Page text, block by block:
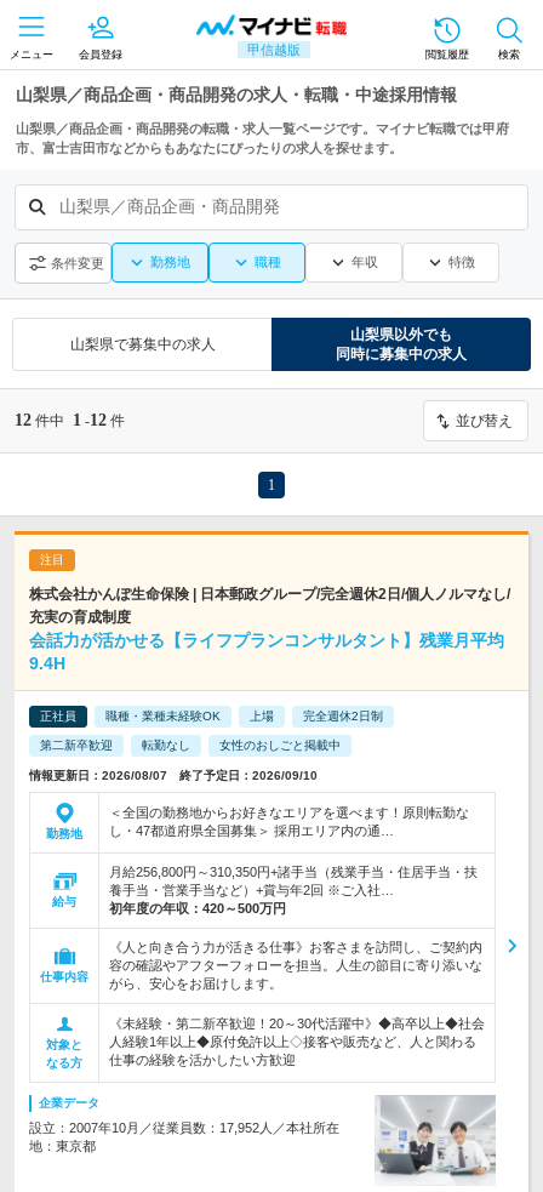
甲信越版
メニュー 会員登録 閲覧履歴 検索
山梨県／商品企画・商品開発の求人・転職・中途採用情報
山梨県／商品企画・商品開発の転職・求人一覧ページです。マイナビ転職では甲府
市、富士吉田市などからもあなたにぴったりの求人を探せます。
山梨県／商品企画・商品開発
条件変更 勤務地 職種 年収 特徴
山梨県で募集中の求人
山梨県以外でも
同時に募集中の求人
12 件中 1 -12 件 並び替え
1
株式会社かんぽ生命保険 | 日本郵政グループ/完全週休2日/個人ノルマなし/
充実の育成制度
会話力が活かせる【ライフプランコンサルタント】残業月平均
9.4H
正社員 職種・業種未経験OK 上場 完全週休2日制
第二新卒歓迎 転勤なし 女性のおしごと掲載中
情報更新日：2026/08/07 終了予定日：2026/09/10
勤務地
＜全国の勤務地からお好きなエリアを選べます！原則転勤な
し・47都道府県全国募集＞ 採用エリア内の通…
給与
月給256,800円～310,350円+諸手当（残業手当・住居手当・扶
養手当・営業手当など）+賞与年2回 ※ご入社…
初年度の年収： 420～500万円
仕事内容
《人と向き合う力が活きる仕事》お客さまを訪問し、ご契約内
容の確認やアフターフォローを担当。人生の節目に寄り添いな
がら、安心をお届けします。
対象と
なる方
《未経験・第二新卒歓迎！20～30代活躍中》◆高卒以上◆社会
人経験1年以上◆原付免許以上◇接客や販売など、人と関わる
仕事の経験を活かしたい方歓迎
企業データ
設立：2007年10月／従業員数：17,952人／本社所在
地：東京都